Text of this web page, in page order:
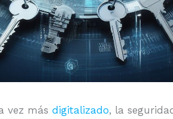
vez más digitalizado, la